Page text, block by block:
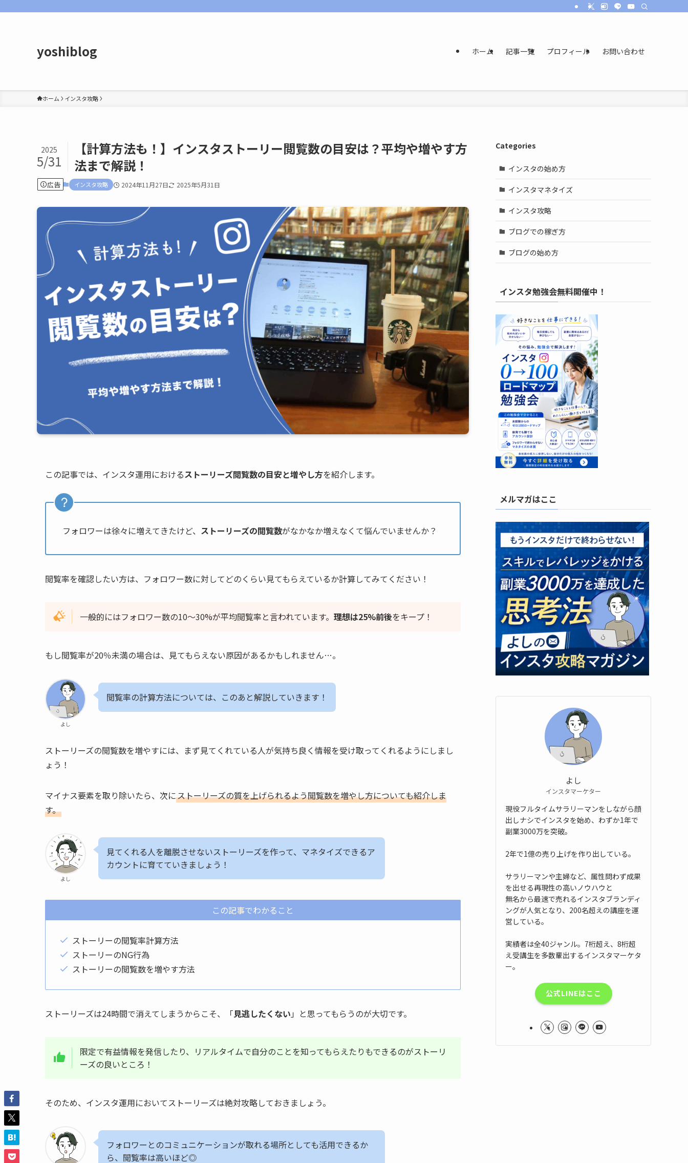
yoshiblog ホーム 記事一覧 プロフィール お問い合わせ
ホーム インスタ攻略
【計算方法も！】インスタストーリー閲覧数の目安は？平均や増やす方
法まで解説！
2025
5/31
広告 インスタ攻略 2024年11月27日 2025年5月31日
この記事では、インスタ運用におけるストーリーズ閲覧数の目安と増やし方を紹介します。
フォロワーは徐々に増えてきたけど、 ストーリーズの閲覧数がなかなか増えなくて悩んでいませんか？
閲覧率を確認したい方は、フォロワー数に対してどのくらい見てもらえているか計算してみてください！
一般的にはフォロワー数の10〜30%が平均閲覧率と言われています。 理想は25%前後をキープ！
もし閲覧率が20％未満の場合は、見てもらえない原因があるかもしれません…。
よし
閲覧率の計算方法については、このあと解説していきます！
ストーリーズの閲覧数を増やすには、まず見てくれている人が気持ち良く情報を受け取ってくれるようにしまし
ょう！
マイナス要素を取り除いたら、次にストーリーズの質を上げられるよう閲覧数を増やし方についても紹介しま
す。
よし
見てくれる人を離脱させないストーリーズを作って、マネタイズできるア
カウントに育てていきましょう！
この記事でわかること
ストーリーの閲覧率計算方法
ストーリーのNG行為
ストーリーの閲覧数を増やす方法
ストーリーズは24時間で消えてしまうからこそ、「見逃したくない 」と思ってもらうのが大切です。
限定で有益情報を発信したり、リアルタイムで自分のことを知ってもらえたりもできるのがストーリ
ーズの良いところ！
そのため、インスタ運用においてストーリーズは絶対攻略しておきましょう。
フォロワーとのコミュニケーションが取れる場所としても活用できるか
ら、閲覧率は高いほど◎
Categories
インスタの始め方
インスタマネタイズ
インスタ攻略
ブログでの稼ぎ方
ブログの始め方
インスタ勉強会無料開催中！
メルマガはここ
よし
インスタマーケター
現役フルタイムサラリーマンをしながら顔
出しナシでインスタを始め、わずか1年で
副業3000万を突破。
2年で1億の売り上げを作り出している。
サラリーマンや主婦など、属性問わず成果
を出せる再現性の高いノウハウと
無名から最速で売れるインスタブランディ
ングが人気となり、200名超えの講座を運
営している。
実績者は全40ジャンル。7桁超え、8桁超
え受講生を多数輩出するインスタマーケタ
ー。
公式LINEはここ